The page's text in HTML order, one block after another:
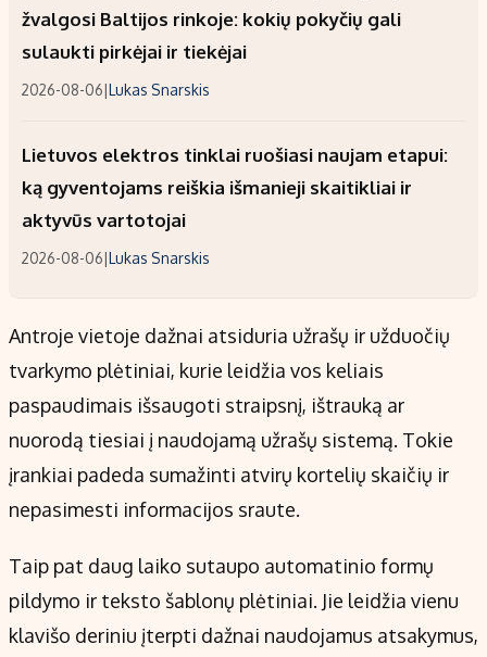
žvalgosi Baltijos rinkoje: kokių pokyčių gali
sulaukti pirkėjai ir tiekėjai
2026-08-06|Lukas Snarskis
Lietuvos elektros tinklai ruošiasi naujam etapui:
ką gyventojams reiškia išmanieji skaitikliai ir
aktyvūs vartotojai
2026-08-06|Lukas Snarskis
Antroje vietoje dažnai atsiduria užrašų ir užduočių
tvarkymo plėtiniai, kurie leidžia vos keliais
paspaudimais išsaugoti straipsnį, ištrauką ar
nuorodą tiesiai į naudojamą užrašų sistemą. Tokie
įrankiai padeda sumažinti atvirų kortelių skaičių ir
nepasimesti informacijos sraute.
Taip pat daug laiko sutaupo automatinio formų
pildymo ir teksto šablonų plėtiniai. Jie leidžia vienu
klavišo deriniu įterpti dažnai naudojamus atsakymus,